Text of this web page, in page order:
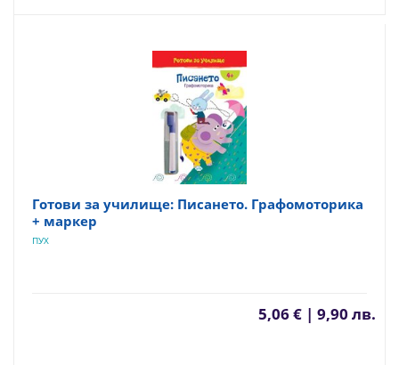
Готови за училище: Писането. Графомоторика
+ маркер
ПУХ
5,06 € | 9,90 лв.